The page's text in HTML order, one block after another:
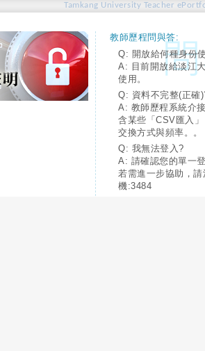
Tamkang University Teacher
教師歷程問與答:
Q: 開放給何種身份
A: 目前開放給淡江
使用。
Q: 資料不完整(正確
A: 教師歷程系統介
含某些「CSV匯入
交換方式與頻率。。
Q: 我無法登入?
A: 請確認您的單一
若需進一步協助，
機:3484